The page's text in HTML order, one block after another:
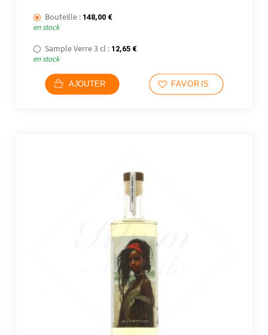
Bouteille : 148,00 €
en stock
Sample Verre 3 cl : 12,65 €
en stock
AJOUTER FAVORIS